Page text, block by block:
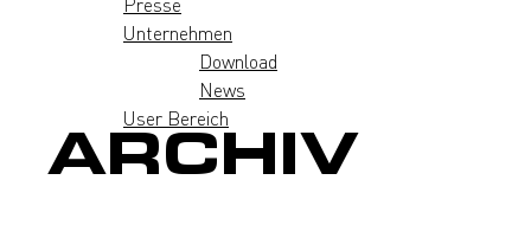
Unternehmen
Download
News
User Bereich
ARCHIV